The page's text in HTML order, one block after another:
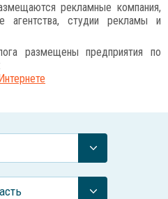
рекламные компания,
агентства, студии рекламы и
размещены предприятия по